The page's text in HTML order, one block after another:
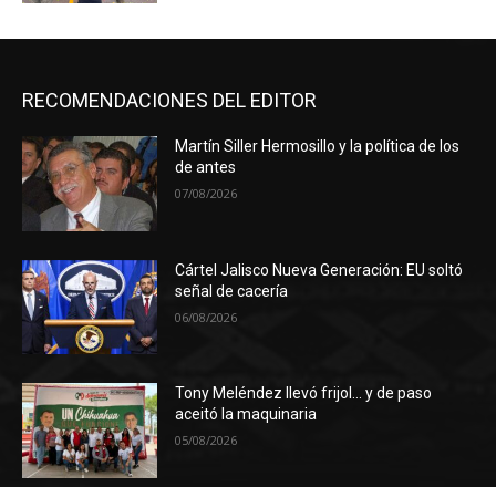
RECOMENDACIONES DEL EDITOR
Martín Siller Hermosillo y la política de los
de antes
07/08/2026
Cártel Jalisco Nueva Generación: EU soltó
señal de cacería
06/08/2026
Tony Meléndez llevó frijol… y de paso
aceitó la maquinaria
05/08/2026